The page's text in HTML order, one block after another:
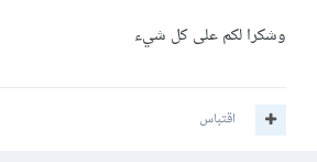
وشكرا لكم على كل شيء
اقتباس